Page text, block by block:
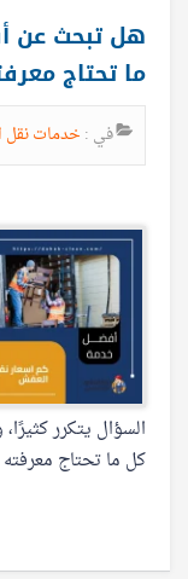
هل تبحث عن
ما تحتاج
في : خدمات نقل
السؤال يتكرر
كل ما تحتاج